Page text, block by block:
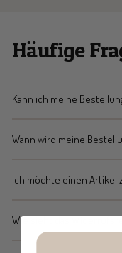
Häufige
Kann ich meine
Wann wird meine
Ich möchte einen Artikel
Wie sieht das